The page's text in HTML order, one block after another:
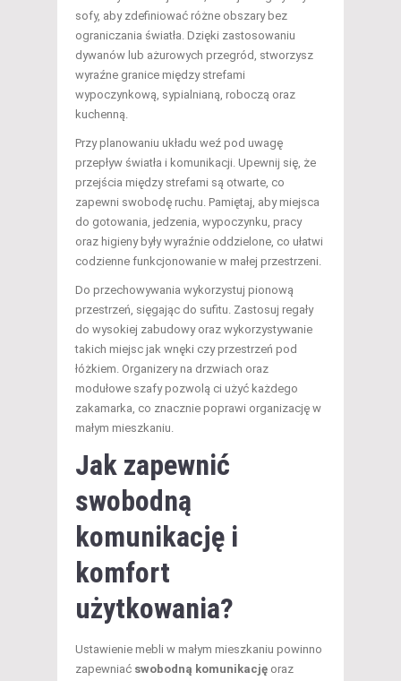
sofy, aby zdefiniować różne obszary bez
ograniczania światła. Dzięki zastosowaniu
dywanów lub ażurowych przegród, stworzysz
wyraźne granice między strefami
wypoczynkową, sypialnianą, roboczą oraz
kuchenną.
Przy planowaniu układu weź pod uwagę
przepływ światła i komunikacji. Upewnij się, że
przejścia między strefami są otwarte, co
zapewni swobodę ruchu. Pamiętaj, aby miejsca
do gotowania, jedzenia, wypoczynku, pracy
oraz higieny były wyraźnie oddzielone, co ułatwi
codzienne funkcjonowanie w małej przestrzeni.
Do przechowywania wykorzystuj pionową
przestrzeń, sięgając do sufitu. Zastosuj regały
do wysokiej zabudowy oraz wykorzystywanie
takich miejsc jak wnęki czy przestrzeń pod
łóżkiem. Organizery na drzwiach oraz
modułowe szafy pozwolą ci użyć każdego
zakamarka, co znacznie poprawi organizację w
małym mieszkaniu.
Jak zapewnić
swobodną
komunikację i
komfort
użytkowania?
Ustawienie mebli w małym mieszkaniu powinno
zapewniać swobodną komunikację oraz